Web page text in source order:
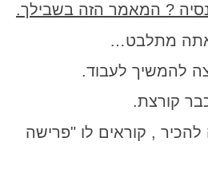
? המאמר הזה בשבילך.
מתלבט…
להמשיך לעבוד.
קורצת.
, קוראים לו "פרישה